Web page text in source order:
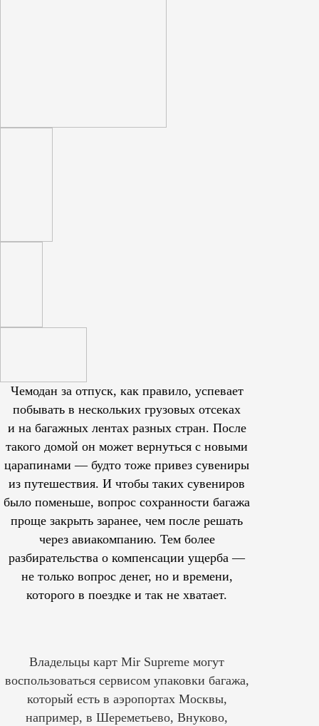
Чемодан за отпуск, как правило, успевает
побывать в нескольких грузовых отсеках
и на багажных лентах разных стран. После
такого домой он может вернуться с новыми
царапинами — будто тоже привез сувениры
из путешествия. И чтобы таких сувениров
было поменьше, вопрос сохранности багажа
проще закрыть заранее, чем после решать
через авиакомпанию. Тем более
разбирательства о компенсации ущерба —
не только вопрос денег, но и времени,
которого в поездке и так не хватает.
Владельцы карт Mir Supreme могут
воспользоваться сервисом упаковки багажа,
который есть в аэропортах Москвы,
например, в Шереметьево, Внуково,